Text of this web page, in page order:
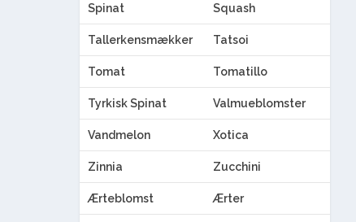
Spinat Squash
Tallerkensmækker Tatsoi
Tomat Tomatillo
Tyrkisk Spinat Valmueblomster
Vandmelon Xotica
Zinnia Zucchini
Ærteblomst Ærter